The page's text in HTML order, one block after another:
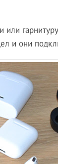
или
и они